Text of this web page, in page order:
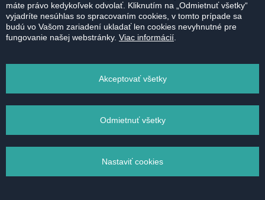
Autor HERRYS
2. júla 2025
# prieskum trhu a poradenstvo
máte právo kedykoľvek odvolať. Kliknutím na „Odmietnuť všetky“
vyjadríte nesúhlas so spracovaním cookies, v tomto prípade sa
budú vo Vašom zariadení ukladať len cookies nevyhnutné pre
fungovanie našej webstránky. Viac informácií
Akceptovať všetky
Odmietnuť všetky
Nastaviť cookies